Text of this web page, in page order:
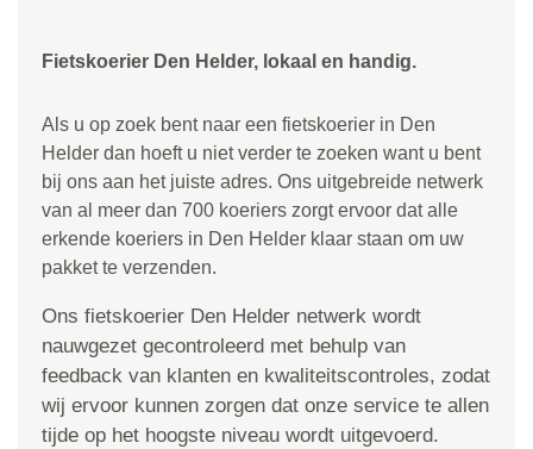
Fietskoerier Den Helder, lokaal en handig.
Als u op zoek bent naar een fietskoerier in Den
Helder dan hoeft u niet verder te zoeken want u bent
bij ons aan het juiste adres. Ons uitgebreide netwerk
van al meer dan 700 koeriers zorgt ervoor dat alle
erkende koeriers in Den Helder klaar staan om uw
pakket te verzenden.
Ons fietskoerier Den Helder netwerk wordt
nauwgezet gecontroleerd met behulp van
feedback van klanten en kwaliteitscontroles, zodat
wij ervoor kunnen zorgen dat onze service te allen
tijde op het hoogste niveau wordt uitgevoerd.